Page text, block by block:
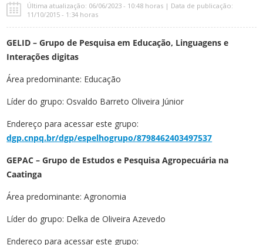
Última atualização: 06/06/2023 - 10:48 horas | Data de publicação:
11/10/2015 - 1:34 horas
GELID – Grupo de Pesquisa em Educação, Linguagens e
Interações digitas
Área predominante: Educação
Líder do grupo: Osvaldo Barreto Oliveira Júnior
Endereço para acessar este grupo:
dgp.cnpq.br/dgp/espelhogrupo/8798462403497537
GEPAC – Grupo de Estudos e Pesquisa Agropecuária na
Caatinga
Área predominante: Agronomia
Líder do grupo: Delka de Oliveira Azevedo
Endereço para acessar este grupo: